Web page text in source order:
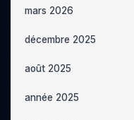
mars 2026
décembre 2025
août 2025
année 2025